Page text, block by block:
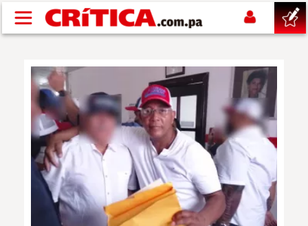
Pasar al contenido principal
SUCESOS
NACIONAL
POLÍTICA